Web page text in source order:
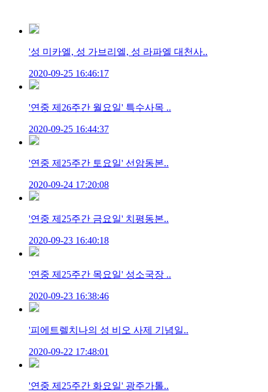
'성 미카엘, 성 가브리엘, 성 라파엘 대천사..
2020-09-25 16:46:17
'연중 제26주간 월요일' 특수사목 ..
2020-09-25 16:44:37
'연중 제25주간 토요일' 선암동본..
2020-09-24 17:20:08
'연중 제25주간 금요일' 치평동본..
2020-09-23 16:40:18
'연중 제25주간 목요일' 성소국장 ..
2020-09-23 16:38:46
'피에트렐치나의 성 비오 사제 기념일..
2020-09-22 17:48:01
'연중 제25주간 화요일' 광주가톨..